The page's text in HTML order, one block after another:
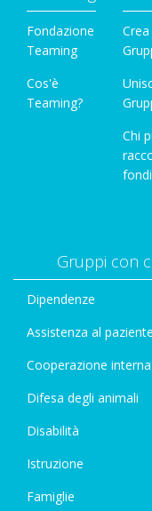
Fondazione
Teaming
Cos'è
Teaming?
Chi
Gruppi con
Dipendenze
Assistenza al paziente
Cooperazione
Difesa degli animali
Disabilità
Istruzione
Famiglie